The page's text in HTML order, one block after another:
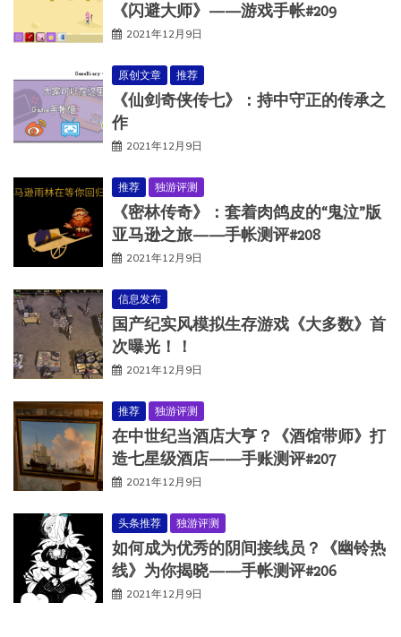
《闪避大师》——游戏手帐#209
2021年12月9日
原创文章 推荐
《仙剑奇侠传七》：持中守正的传承之
作
2021年12月9日
推荐 独游评测
《密林传奇》：套着肉鸽皮的“鬼泣”版
亚马逊之旅——手帐测评#208
2021年12月9日
信息发布
国产纪实风模拟生存游戏《大多数》首
次曝光！！
2021年12月9日
推荐 独游评测
在中世纪当酒店大亨？《酒馆带师》打
造七星级酒店——手账测评#207
2021年12月9日
头条推荐 独游评测
如何成为优秀的阴间接线员？《幽铃热
线》为你揭晓——手帐测评#206
2021年12月9日